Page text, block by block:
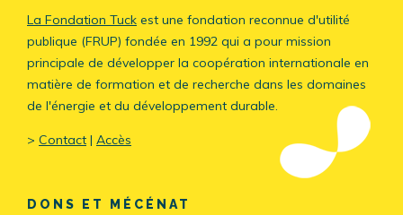
La Fondation Tuck est une fondation reconnue d'utilité
publique (FRUP) fondée en 1992 qui a pour mission
principale de développer la coopération internationale en
matière de formation et de recherche dans les domaines
de l'énergie et du développement durable.
> Contact | Accès
DONS ET MÉCÉNAT